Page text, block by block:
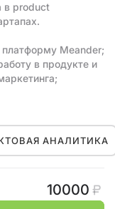
в product
Meander;
в продукте и
обратной связью;
и оцениваю
прокачке.
bio.link в профиле.
АНАЛИТИКА
10000